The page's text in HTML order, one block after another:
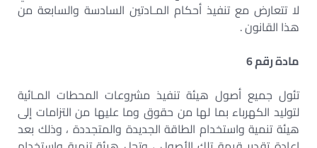
لا تتعارض مع تنفيذ أحكام المـادتين السادسة والسابعة من
هذا القانون .
مادة رقم 6
تئول جميع أصول هيئة تنفيذ مشروعات المحطات المـائية
لتوليد الكهرباء بما لها من حقوق وما عليها من التزامات إلى
هيئة تنمية واستخدام الطاقة الجديدة والمتجددة ، وذلك بعد